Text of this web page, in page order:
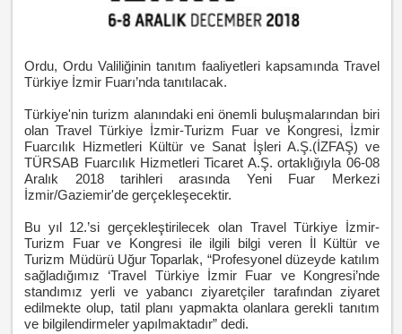
Ordu, Ordu Valiliğinin tanıtım faaliyetleri kapsamında Travel
Türkiye İzmir Fuarı’nda tanıtılacak.
Türkiye'nin turizm alanındaki eni önemli buluşmalarından biri
olan Travel Türkiye İzmir-Turizm Fuar ve Kongresi, İzmir
Fuarcılık Hizmetleri Kültür ve Sanat İşleri A.Ş.(İZFAŞ) ve
TÜRSAB Fuarcılık Hizmetleri Ticaret A.Ş. ortaklığıyla 06-08
Aralık 2018 tarihleri arasında Yeni Fuar Merkezi
İzmir/Gaziemir'de gerçekleşecektir.
Bu yıl 12.’si gerçekleştirilecek olan Travel Türkiye İzmir-
Turizm Fuar ve Kongresi ile ilgili bilgi veren İl Kültür ve
Turizm Müdürü Uğur Toparlak, “Profesyonel düzeyde katılım
sağladığımız ‘Travel Türkiye İzmir Fuar ve Kongresi’nde
standımız yerli ve yabancı ziyaretçiler tarafından ziyaret
edilmekte olup, tatil planı yapmakta olanlara gerekli tanıtım
ve bilgilendirmeler yapılmaktadır” dedi.